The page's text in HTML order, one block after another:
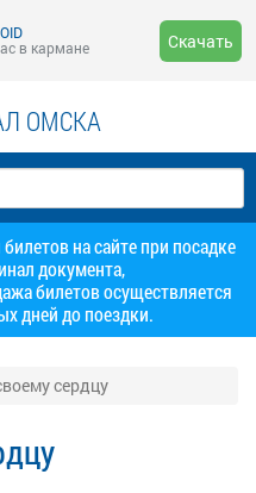
в кармане
Скачать
ОМСКА
на сайте при посадке
документа,
билетов осуществляется
дней до поездки.
сердцу